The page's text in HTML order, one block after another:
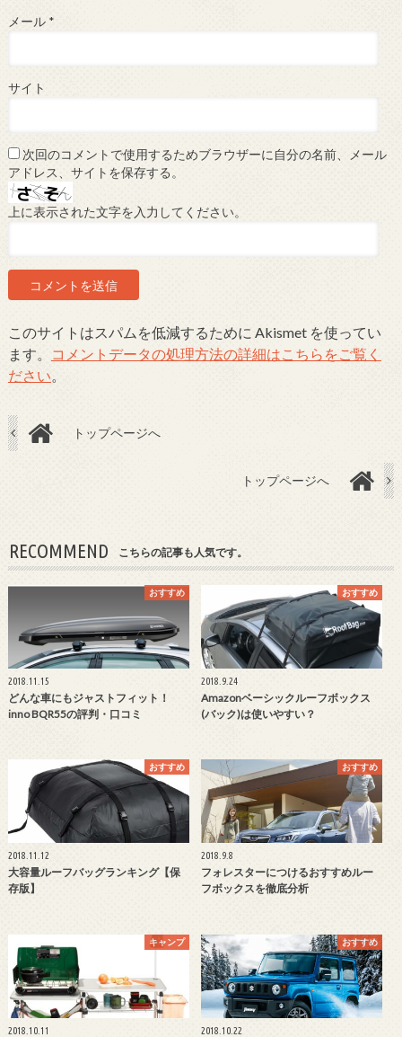
メール *
サイト
次回のコメントで使用するためブラウザーに自分の名前、メール
アドレス、サイトを保存する。
上に表示された文字を入力してください。
このサイトはスパムを低減するために Akismet を使ってい
ます。
コメントデータの処理方法の詳細はこちらをご覧く
ださい。
トップページへ
トップページへ
RECOMMEND こちらの記事も人気です。
おすすめ
2018.11.15
どんな車にもジャストフィット！
inno BQR55の評判・口コミ
おすすめ
2018.9.24
Amazonベーシックルーフボックス
(バック)は使いやすい？
おすすめ
2018.11.12
大容量ルーフバッグランキング【保
存版】
おすすめ
2018.9.8
フォレスターにつけるおすすめルー
フボックスを徹底分析
キャンプ
2018.10.11
おすすめ
2018.10.22